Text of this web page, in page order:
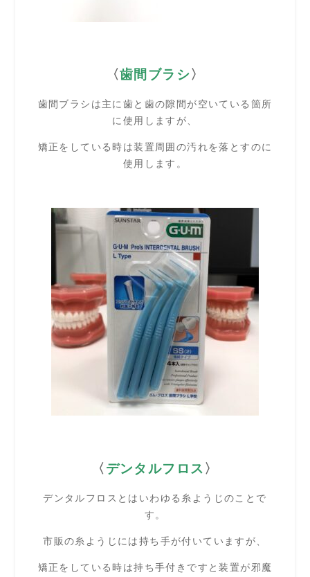
〈歯間ブラシ〉
歯間ブラシは主に歯と歯の隙間が空いている箇所
に使用しますが、
矯正をしている時は装置周囲の汚れを落とすのに
使用します。
〈 デンタルフロス 〉
デンタルフロスとはいわゆる糸ようじのことで
す。
市販の糸ようじには持ち手が付いていますが、
矯正をしている時は持ち手付きですと装置が邪魔